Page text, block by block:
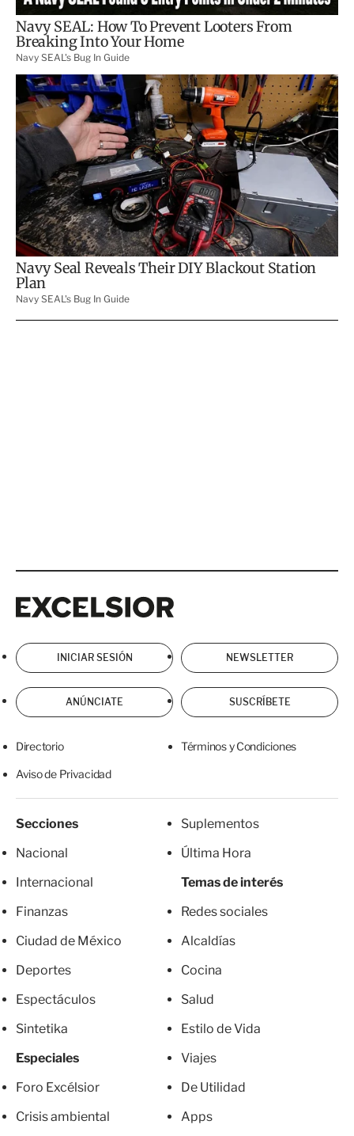
INICIAR SESIÓN NEWSLETTER
ANÚNCIATE SUSCRÍBETE
Directorio Términos y Condiciones
Aviso de Privacidad
Secciones
Nacional
Internacional
Finanzas
Ciudad de México
Deportes
Espectáculos
Sintetika
Especiales
Foro Excélsior
Crisis ambiental
Suplementos
Última Hora
Temas de interés
Redes sociales
Alcaldías
Cocina
Salud
Estilo de Vida
Viajes
De Utilidad
Apps